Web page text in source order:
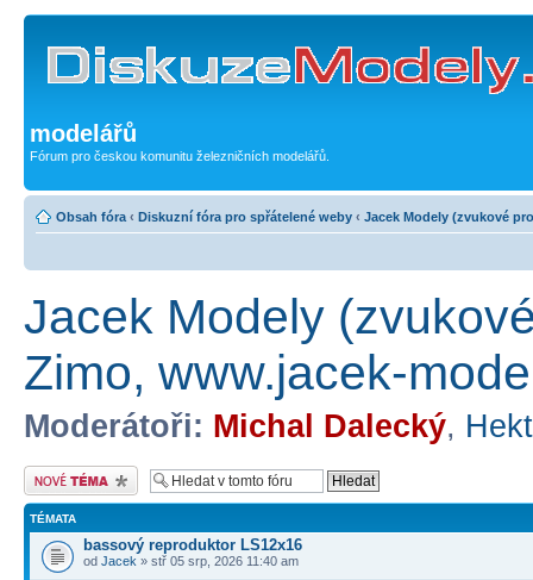
modelářů
Fórum pro českou komunitu železničních modelářů.
Obsah fóra ‹ Diskuzní fóra pro spřátelené weby ‹ Jacek Modely (zvukové
Jacek Modely
Zimo, www.jacek-
Moderátoři: Michal Dalecký,
Odeslat nové téma
TÉMATA
bassový reproduktor LS12x16
od Jacek » stř 05 srp, 2026 11:40 am